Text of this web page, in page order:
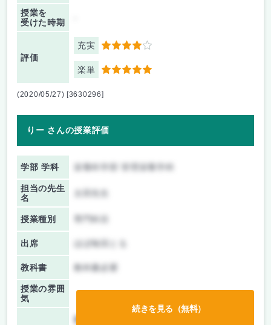
授業を
受けた時期
評価
充実 4
楽単 5
(2020/05/27) [3630296]
りー さんの授業評価
学部 学科 栄養科学部 管理栄養学科
担当の先生
名
授業種別
出席 ほぼ毎回とる
教科書 教科書必要
授業の雰囲
気
前期/中間：
続きを見る（無料）